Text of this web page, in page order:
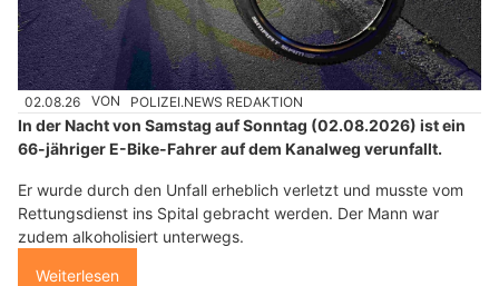
02.08.26 VON POLIZEI.NEWS REDAKTION
In der Nacht von Samstag auf Sonntag (02.08.2026) ist ein
66-jähriger E-Bike-Fahrer auf dem Kanalweg verunfallt.
Er wurde durch den Unfall erheblich verletzt und musste vom
Rettungsdienst ins Spital gebracht werden. Der Mann war
zudem alkoholisiert unterwegs.
Weiterlesen